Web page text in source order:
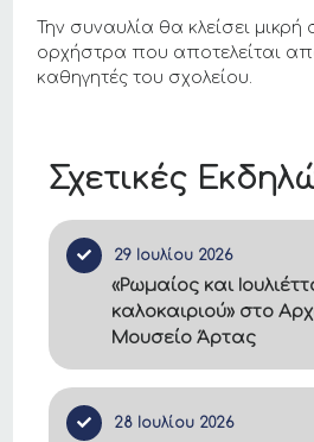
Σχετικές
29 Ιουλίου 2026
«Ρωμαίος και
καλοκαιριού» στο
Μουσείο Άρτας
28 Ιουλίου 2026
Την συναυλία θα κλείσει
ορχήστρα που αποτελείται
καθηγητές του σχολείου.